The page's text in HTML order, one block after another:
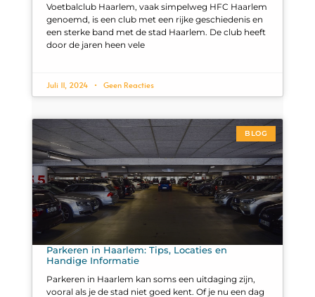
Voetbalclub Haarlem, vaak simpelweg HFC Haarlem
genoemd, is een club met een rijke geschiedenis en
een sterke band met de stad Haarlem. De club heeft
door de jaren heen vele
Juli 11, 2024 Geen Reacties
BLOG
Parkeren in Haarlem: Tips, Locaties en
Handige Informatie
Parkeren in Haarlem kan soms een uitdaging zijn,
vooral als je de stad niet goed kent. Of je nu een dag